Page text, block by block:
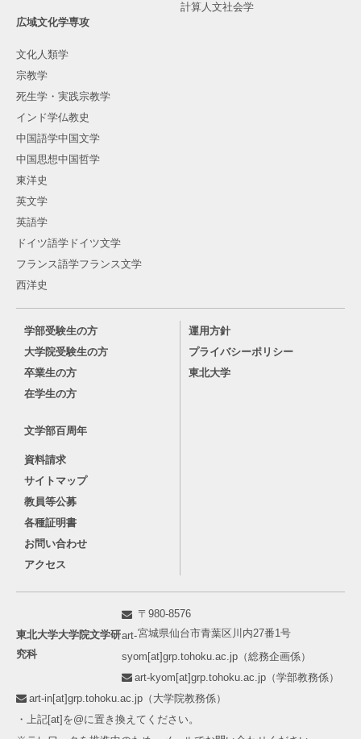
計算人文社会学
広域文化学専攻
文化人類学
宗教学
死生学・実践宗教学
インド学仏教史
中国語学中国文学
中国思想中国哲学
東洋史
英文学
英語学
ドイツ語学ドイツ文学
フランス語学フランス文学
西洋史
学部受験生の方
大学院受験生の方
卒業生の方
在学生の方
文学部百周年
資料請求
サイトマップ
教員等公募
各種証明書
お問い合わせ
アクセス
運用方針
プライバシーポリシー
東北大学
東北大学大学院文学研
究科
〒980-8576
宮城県仙台市青葉区川内27番1号
art-
syom[at]grp.tohoku.ac.jp（総務企画係）
art-kyom[at]grp.tohoku.ac.jp（学部教務係）
art-in[at]grp.tohoku.ac.jp（大学院教務係）
・上記[at]を@に置き換えてください。